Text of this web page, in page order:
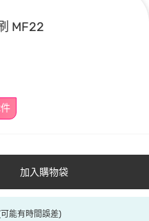
MF22
加入購物袋
能有時間誤差)